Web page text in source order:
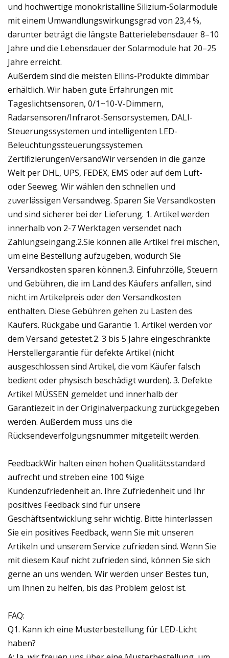
und hochwertige monokristalline Silizium-Solarmodule
mit einem Umwandlungswirkungsgrad von 23,4 %,
darunter beträgt die längste Batterielebensdauer 8–10
Jahre und die Lebensdauer der Solarmodule hat 20–25
Jahre erreicht.
Außerdem sind die meisten Ellins-Produkte dimmbar
erhältlich. Wir haben gute Erfahrungen mit
Tageslichtsensoren, 0/1~10-V-Dimmern,
Radarsensoren/Infrarot-Sensorsystemen, DALI-
Steuerungssystemen und intelligenten LED-
Beleuchtungssteuerungssystemen.
ZertifizierungenVersandWir versenden in die ganze
Welt per DHL, UPS, FEDEX, EMS oder auf dem Luft-
oder Seeweg. Wir wählen den schnellen und
zuverlässigen Versandweg. Sparen Sie Versandkosten
und sind sicherer bei der Lieferung. 1. Artikel werden
innerhalb von 2-7 Werktagen versendet nach
Zahlungseingang.2.Sie können alle Artikel frei mischen,
um eine Bestellung aufzugeben, wodurch Sie
Versandkosten sparen können.3. Einfuhrzölle, Steuern
und Gebühren, die im Land des Käufers anfallen, sind
nicht im Artikelpreis oder den Versandkosten
enthalten. Diese Gebühren gehen zu Lasten des
Käufers. Rückgabe und Garantie 1. Artikel werden vor
dem Versand getestet.2. 3 bis 5 Jahre eingeschränkte
Herstellergarantie für defekte Artikel (nicht
ausgeschlossen sind Artikel, die vom Käufer falsch
bedient oder physisch beschädigt wurden). 3. Defekte
Artikel MÜSSEN gemeldet und innerhalb der
Garantiezeit in der Originalverpackung zurückgegeben
werden. Außerdem muss uns die
Rücksendeverfolgungsnummer mitgeteilt werden.
FeedbackWir halten einen hohen Qualitätsstandard
aufrecht und streben eine 100 %ige
Kundenzufriedenheit an. Ihre Zufriedenheit und Ihr
positives Feedback sind für unsere
Geschäftsentwicklung sehr wichtig. Bitte hinterlassen
Sie ein positives Feedback, wenn Sie mit unseren
Artikeln und unserem Service zufrieden sind. Wenn Sie
mit diesem Kauf nicht zufrieden sind, können Sie sich
gerne an uns wenden. Wir werden unser Bestes tun,
um Ihnen zu helfen, bis das Problem gelöst ist.
FAQ:
Q1. Kann ich eine Musterbestellung für LED-Licht
haben?